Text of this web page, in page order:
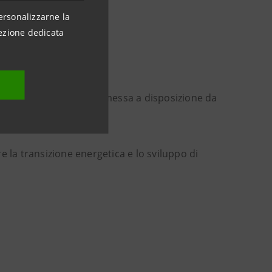
la
dedicata
di 22 anni;
durata di 7 anni;
con provvista messa a disposizione da
la transizione energetica e lo sviluppo di